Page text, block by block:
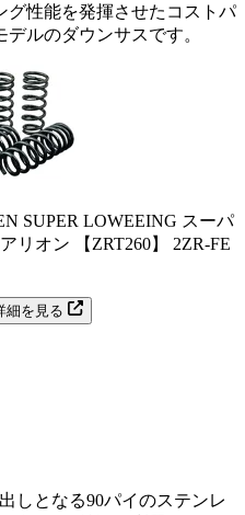
グ性能を発揮させたコストパ
ルのダウンサスです。
SUPER LOWEEING スーパ
リオン 【ZRT260】 2ZR-FE
細を見る
しとなる90パイのステンレ